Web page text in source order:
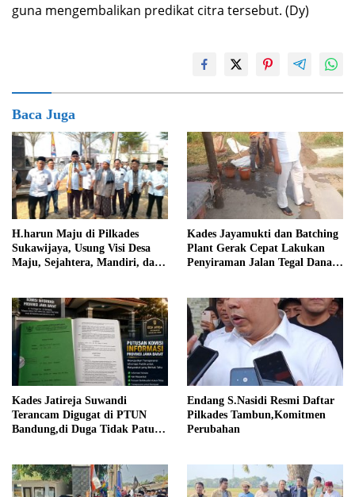
guna mengembalikan predikat citra tersebut. (Dy)
Baca Juga
H.harun Maju di Pilkades
Sukawijaya, Usung Visi Desa
Maju, Sejahtera, Mandiri, dan
Kades Jayamukti dan Batching
Plant Gerak Cepat Lakukan
Penyiraman Jalan Tegal Danas
Kades Jatireja Suwandi
Terancam Digugat di PTUN
Bandung,di Duga Tidak Patuhi
Endang S.Nasidi Resmi Daftar
Pilkades Tambun,Komitmen
Perubahan